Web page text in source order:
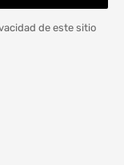
de este sitio